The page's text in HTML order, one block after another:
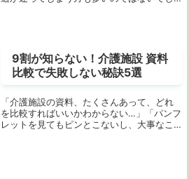
9割が知らない！介護施設 資料
比較で失敗しない秘訣5選
「介護施設の資料、たくさんあって、どれ
を比較すればいいかわからない…」「パンフ
レットを見てもピンとこないし、大事なこ